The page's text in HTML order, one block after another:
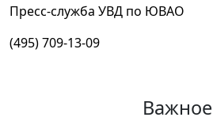
Пресс-служба УВД по ЮВАО
(495) 709-13-09
Важное